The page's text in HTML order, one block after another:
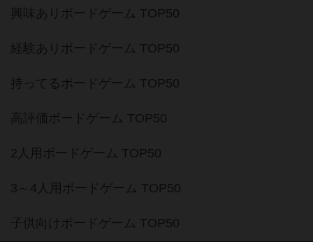
興味ありボードゲーム TOP50
経験ありボードゲーム TOP50
持ってるボードゲーム TOP50
高評価ボードゲーム TOP50
2人用ボードゲーム TOP50
3～4人用ボードゲーム TOP50
子供向けボードゲーム TOP50